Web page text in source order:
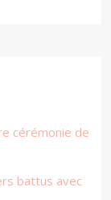
cérémonie de
battus avec